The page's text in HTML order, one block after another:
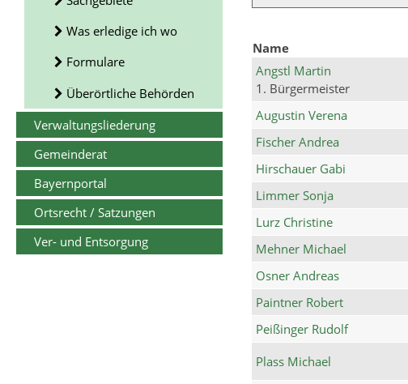
Was erledige ich wo
Formulare
Überörtliche Behörden
Verwaltungsliederung
Gemeinderat
Bayernportal
Ortsrecht / Satzungen
Ver- und Entsorgung
Name
Angstl Martin
1. Bürgermeister
Augustin Verena
Fischer Andrea
Hirschauer Gabi
Limmer Sonja
Lurz Christine
Mehner Michael
Osner Andreas
Paintner Robert
Peißinger Rudolf
Plass Michael